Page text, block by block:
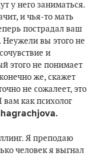
у него заниматься.
и чья-то мать
пострадал ваш
вы этого не
и
этого не понимает
же, скажет
не сожалеет, это
вам как психолог
Я преподаю
человек я выгнал